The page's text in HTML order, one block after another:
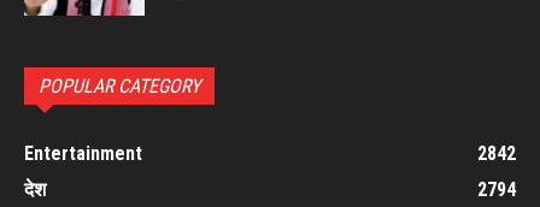
POPULAR CATEGORY
Entertainment
2842
देश
2794